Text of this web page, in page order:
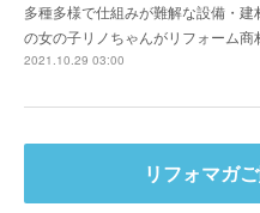
多種多様で仕組みが難解な設備・
の女の子リノちゃんがリフォーム
2021.10.29 03:00
リフォマガ